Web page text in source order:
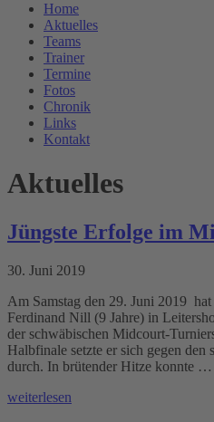
Home
Aktuelles
Teams
Trainer
Termine
Fotos
Chronik
Links
Kontakt
Aktuelles
Jüngste Erfolge im
30. Juni 2019
Am Samstag den 29. Juni 2019
Ferdinand Nill (9 Jahre) in
der schwäbischen Midcourt-
Halbfinale setzte er sich gegen
durch. In brütender Hitze konnte …
weiterlesen